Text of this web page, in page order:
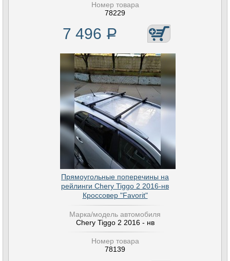
Номер товара
78229
7 496 Р
Прямоугольные поперечины на
рейлинги Chery Tiggo 2 2016-нв
Кроссовер "Favorit"
Марка/модель автомобиля
Chery Tiggo 2 2016 - нв
Номер товара
78139